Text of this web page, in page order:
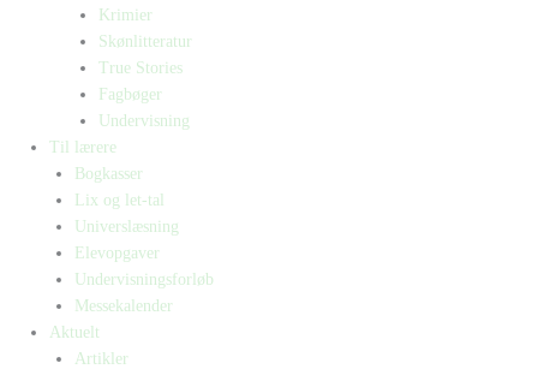
Krimier
Skønlitteratur
True Stories
Fagbøger
Undervisning
Til lærere
Bogkasser
Lix og let-tal
Universlæsning
Elevopgaver
Undervisningsforløb
Messekalender
Aktuelt
Artikler